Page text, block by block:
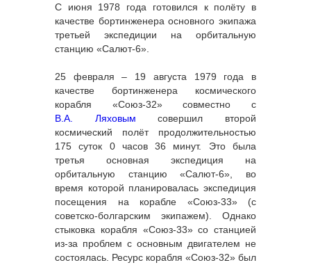
С июня 1978 года готовился к полёту в
качестве бортинженера основного экипажа
третьей экспедиции на орбитальную
станцию «Салют-6».
25 февраля – 19 августа 1979 года в
качестве бортинженера космического
корабля «Союз-32» совместно с
В.А. Ляховым совершил второй
космический полёт продолжительностью
175 суток 0 часов 36 минут. Это была
третья основная экспедиция на
орбитальную станцию «Салют-6», во
время которой планировалась экспедиция
посещения на корабле «Союз-33» (с
советско-болгарским экипажем). Однако
стыковка корабля «Союз-33» со станцией
из-за проблем с основным двигателем не
состоялась. Ресурс корабля «Союз-32» был